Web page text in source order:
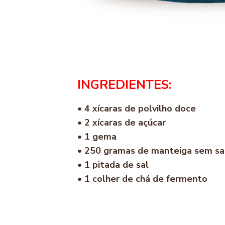
INGREDIENTES:
• 4 xícaras de polvilho doce
• 2 xícaras de açúcar
• 1 gema
• 250 gramas de manteiga sem
• 1 pitada de sal
• 1 colher de chá de fermento